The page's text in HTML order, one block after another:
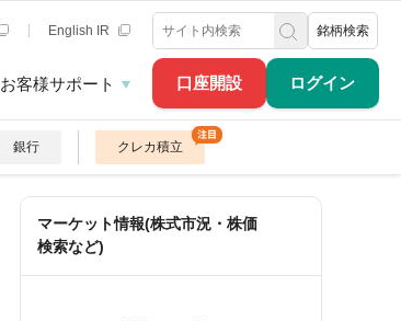
口座開設 ログイン
English IR 銘柄検索
お客様サポート
銀行 クレカ積立
マーケット情報(株式市況・株価
検索など)